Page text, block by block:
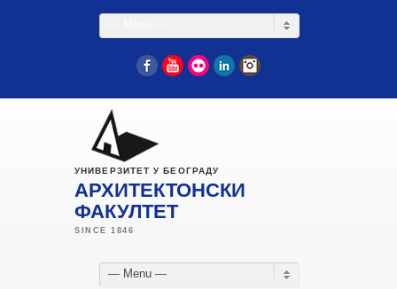
FacebookYouTube
Flickr LinkedIn
УНИВЕРЗИТЕТ У БЕОГРАДУ
АРХИТЕКТОНСКИ
ФАКУЛТЕТ
— Menu —